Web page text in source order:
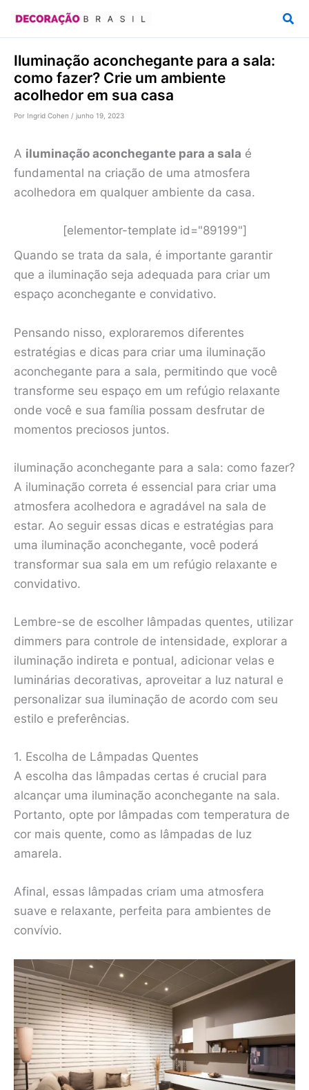
conteúdo
Iluminação aconchegante para a sala:
como fazer? Crie um ambiente
acolhedor em sua casa
Por Ingrid Cohen / junho 19, 2023
A iluminação aconchegante para a sala é
fundamental na criação de uma atmosfera
acolhedora em qualquer ambiente da casa.
[elementor-template id="89199"]
Quando se trata da sala, é importante garantir
que a iluminação seja adequada para criar um
espaço aconchegante e convidativo.
Pensando nisso, exploraremos diferentes
estratégias e dicas para criar uma iluminação
aconchegante para a sala, permitindo que você
transforme seu espaço em um refúgio relaxante
onde você e sua família possam desfrutar de
momentos preciosos juntos.
iluminação aconchegante para a sala: como fazer?
A iluminação correta é essencial para criar uma
atmosfera acolhedora e agradável na sala de
estar. Ao seguir essas dicas e estratégias para
uma iluminação aconchegante, você poderá
transformar sua sala em um refúgio relaxante e
convidativo.
Lembre-se de escolher lâmpadas quentes, utilizar
dimmers para controle de intensidade, explorar a
iluminação indireta e pontual, adicionar velas e
luminárias decorativas, aproveitar a luz natural e
personalizar sua iluminação de acordo com seu
estilo e preferências.
1. Escolha de Lâmpadas Quentes
A escolha das lâmpadas certas é crucial para
alcançar uma iluminação aconchegante na sala.
Portanto, opte por lâmpadas com temperatura de
cor mais quente, como as lâmpadas de luz
amarela.
Afinal, essas lâmpadas criam uma atmosfera
suave e relaxante, perfeita para ambientes de
convívio.